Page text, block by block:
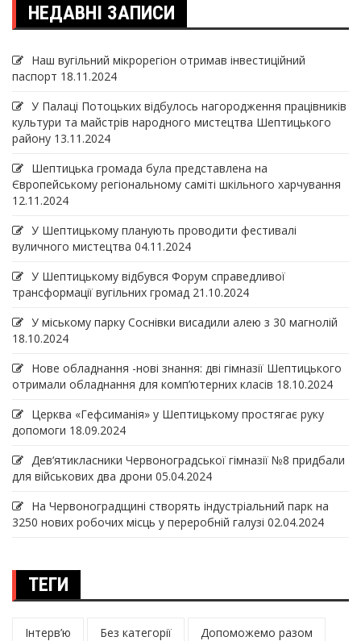
НЕДАВНІ ЗАПИСИ
Наш вугільний мікрорегіон отримав інвеcтиційний
паспорт 18.11.2024
У Палаці Потоцьких відбулось нагородження працівників
культури та майстрів народного мистецтва Шептицького
району 13.11.2024
Шептицька громада була представлена на
Європейському регіональному саміті шкільного харчування
12.11.2024
У Шептицькому планують проводити фестивалі
вуличного мистецтва 04.11.2024
У Шептицькому відбувся Форум справедливої
трансформації вугільних громад 21.10.2024
У міському парку Соснівки висадили алею з 30 магнолій
18.10.2024
Нове обладнання -нові знання: дві гімназії Шептицького
отримали обладнання для комп’ютерних класів 18.10.2024
Церква «Гефсиманія» у Шептицькому простягає руку
допомоги 18.09.2024
Дев‘ятикласники Червоноградської гімназії №8 придбали
для військових два дрони 05.04.2024
На Червоноградщині створять індустріальний парк на
3250 нових робочих місць у переробній галузі 02.04.2024
ТЕГИ
Інтерв’ю Без категорії Допоможемо разом